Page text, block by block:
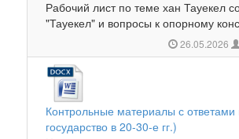
Рабочий лист по теме хан Тауекел
"Тауекел" и вопросы к опорному
26.05.2026
Контрольные материалы с ответами
государство в 20-30-е гг.)